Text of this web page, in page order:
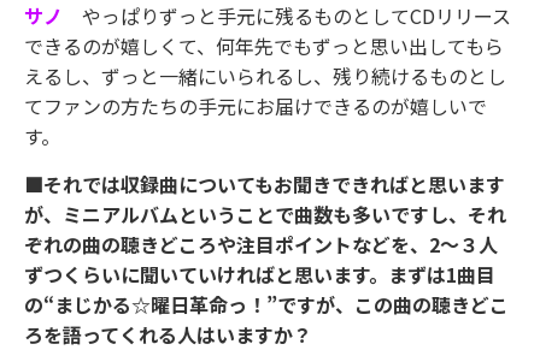
サノ やっぱりずっと手元に残るものとしてCDリリース
できるのが嬉しくて、何年先でもずっと思い出してもら
えるし、ずっと一緒にいられるし、残り続けるものとし
てファンの方たちの手元にお届けできるのが嬉しいで
す。
■それでは収録曲についてもお聞きできればと思います
が、ミニアルバムということで曲数も多いですし、それ
ぞれの曲の聴きどころや注目ポイントなどを、2〜３人
ずつくらいに聞いていければと思います。まずは1曲目
の“まじかる☆曜日革命っ！”ですが、この曲の聴きどこ
ろを語ってくれる人はいますか？